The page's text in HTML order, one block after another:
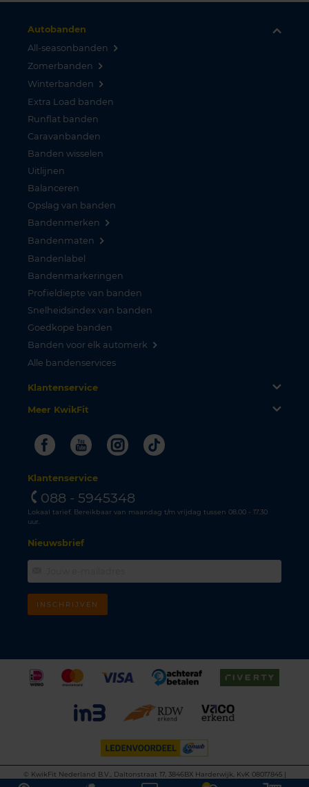
Autobanden
All-seasonbanden
Zomerbanden
Winterbanden
Extra Load banden
Runflat banden
Caravanbanden
Banden wisselen
Uitlijnen
Balanceren
Opslag van banden
Bandenmerken
Bandenmaten
Bandenlabel
Bandenmarkeringen
Profieldiepte van banden
Snelheidsindex van banden
Goedkope banden
Banden voor elk automerk
Alle bandenservices
Klantenservice
Meer KwikFit
FacebookYoutubeInstagram
Tiktok
Klantenservice
088 - 5945348
Lokaal tarief. Bereikbaar van maandag t/m vrijdag tussen 08.00 - 17.30
uur.
Nieuwsbrief
INSCHRIJVEN
©
KwikFit Nederland B.V., Daltonstraat 17, 3846BX Harderwijk, KvK 08017845 |
Algemene voorwaarden
Privacyverklaring Cookiebeleid Disclaimer